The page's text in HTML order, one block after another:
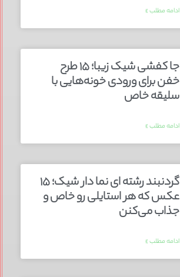
ادامه مطلب »
جا کفشی شیک زیبا؛ ۱۵ طرح
خفن برای ورودی خونه‌هایی با
سلیقه خاص
ادامه مطلب »
گردنبند رشته ای نما دار شیک؛ ۱۵
عکس که هر استایلی رو خاص و
جذاب می‌کنن
ادامه مطلب »